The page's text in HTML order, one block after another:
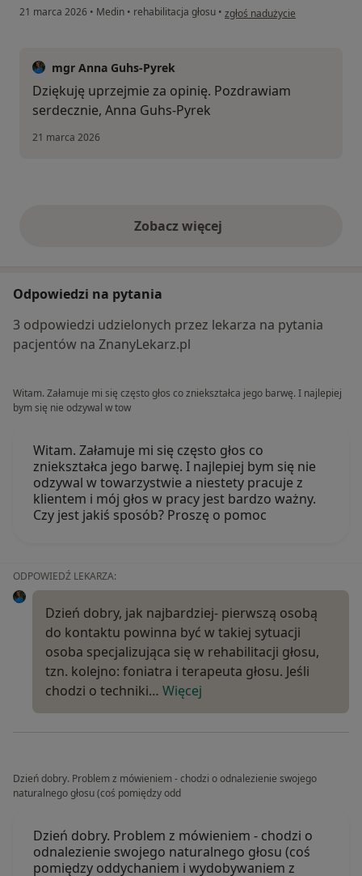
21 marca 2026 • Medin • rehabilitacja głosu • w opinii użytkownika
zgłoś nadużycie
mgr Anna Guhs-Pyrek
Dziękuję uprzejmie za opinię. Pozdrawiam
serdecznie, Anna Guhs-Pyrek
21 marca 2026
Zobacz więcejopinie powyżej
Odpowiedzi na pytania
3 odpowiedzi udzielonych przez lekarza na pytania
pacjentów na ZnanyLekarz.pl
Witam. Załamuje mi się często głos co zniekształca jego barwę. I najlepiej
bym się nie odzywal w tow
Witam. Załamuje mi się często głos co
zniekształca jego barwę. I najlepiej bym się nie
odzywal w towarzystwie a niestety pracuje z
klientem i mój głos w pracy jest bardzo ważny.
Czy jest jakiś sposób? Proszę o pomoc
ODPOWIEDŹ LEKARZA:
Dzień dobry, jak najbardziej- pierwszą osobą
do kontaktu powinna być w takiej sytuacji
osoba specjalizująca się w rehabilitacji głosu,
tzn. kolejno: foniatra i terapeuta głosu. Jeśli
chodzi o techniki… Więcej
Dzień dobry. Problem z mówieniem - chodzi o odnalezienie swojego
naturalnego głosu (coś pomiędzy odd
Dzień dobry. Problem z mówieniem - chodzi o
odnalezienie swojego naturalnego głosu (coś
pomiędzy oddychaniem i wydobywaniem z